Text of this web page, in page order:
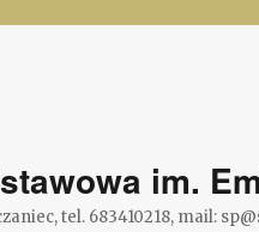
im.
tel. 683410218, mail: